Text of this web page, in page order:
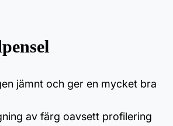
jämnt och ger en mycket bra
av färg oavsett profilering